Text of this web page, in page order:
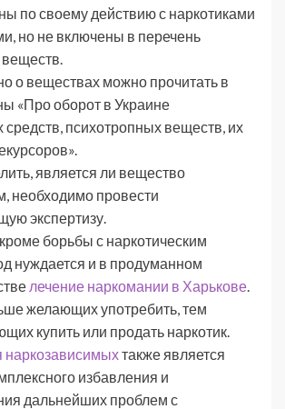
по своему действию с наркотиками
но не включены в перечень
о веществах можно прочитать в
«Про оборот в Украине
средств, психотропных веществ, их
является ли вещество
необходимо провести
экспертизу.
борьбы с наркотическим
нуждается и в продуманном
лечение наркомании в Харькове.
желающих употребить, тем
купить или продать наркотик.
наркозависимыхтакже является
избавления и
дальнейших проблем с